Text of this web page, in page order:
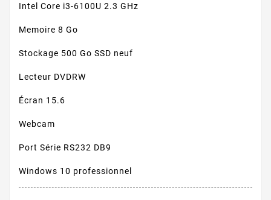
Intel Core i3-6100U 2.3 GHz
Memoire 8 Go
Stockage 500 Go SSD neuf
Lecteur DVDRW
Écran 15.6
Webcam
Port Série RS232 DB9
Windows 10 professionnel